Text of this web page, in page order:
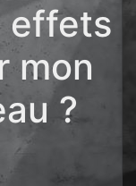
effets
mon
?